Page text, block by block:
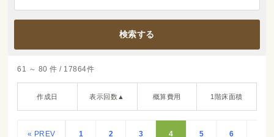
61 ～ 80 件 / 17864件
作成日 表示回数▲ 概算費用 1階床面積
« PREV 1 2 3 4 5 6